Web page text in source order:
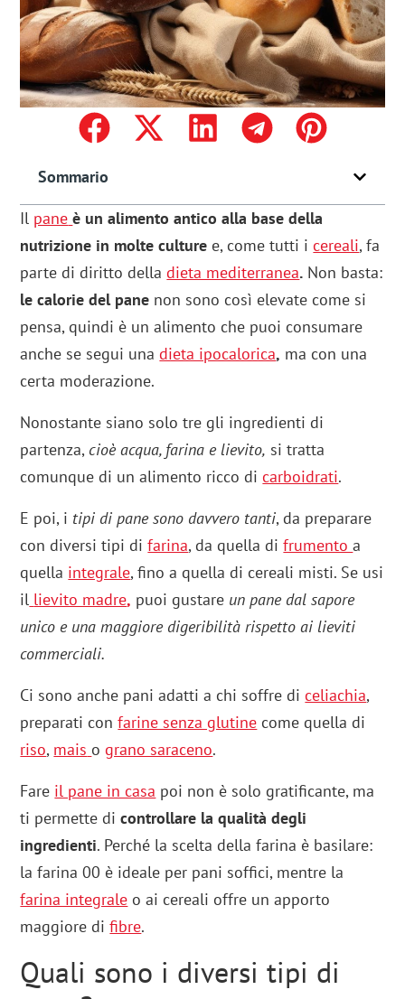
Sommario
Il pane è un alimento antico alla base della
nutrizione in molte culture e, come tutti icereali, fa
parte di diritto delladieta mediterranea. Non basta:
le calorie del pane non sono così elevate come si
pensa, quindi è un alimento che puoi consumare
anche se segui unadieta ipocalorica, ma con una
certa moderazione.
Nonostante siano solo tre gli ingredienti di
partenza, cioè acqua, farina e lievito, si tratta
comunque di un alimento ricco dicarboidrati.
E poi, i tipi di pane sono davvero tanti, da preparare
con diversi tipi difarina, da quella difrumentoa
quella integrale, fino a quella di cereali misti. Se usi
il lievito madre, puoi gustare un pane dal sapore
unico e una maggiore digeribilità rispetto ai lieviti
commerciali.
Ci sono anche pani adatti a chi soffre diceliachia,
preparati confarine senza glutine come quella di
riso, mais ograno saraceno.
Fare il pane in casa poi non è solo gratificante, ma
ti permette dicontrollare la qualità degli
ingredienti. Perché la scelta della farina è basilare:
la farina 00 è ideale per pani soffici, mentre la
farina integrale o ai cereali offre un apporto
maggiore difibre.
Quali sono i diversi tipi di